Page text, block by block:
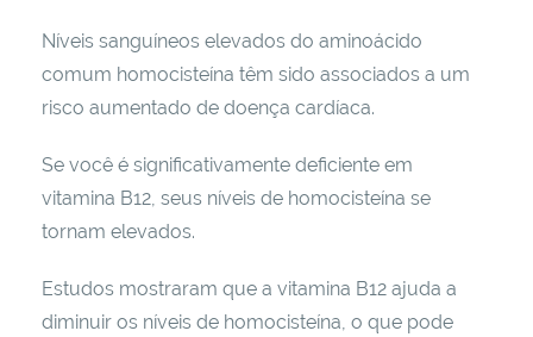
Níveis sanguíneos elevados do aminoácido
comum homocisteína têm sido associados a um
risco aumentado de doença cardíaca.
Se você é significativamente deficiente em
vitamina B12, seus níveis de homocisteína se
tornam elevados.
Estudos mostraram que a vitamina B12 ajuda a
diminuir os níveis de homocisteína, o que pode